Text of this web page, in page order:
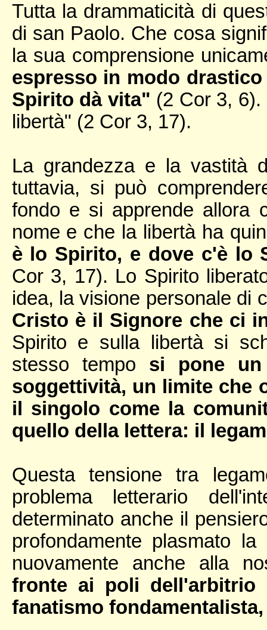
Tutta la drammaticità di
di san Paolo. Che cosa
la sua comprensione
espresso in modo
Spirito dà vita" (2 Cor 3,
libertà" (2 Cor 3, 17).
La grandezza e la vastità
tuttavia, si può
fondo e si apprende allora
nome e che la libertà ha
è lo Spirito, e dove c'è lo
Cor 3, 17). Lo Spirito
idea, la visione personale di
Cristo è il Signore che ci
Spirito e sulla libertà si
stesso tempo si pone
soggettività, un limite che
il singolo come la
quello della lettera: il
Questa tensione tra
problema letterario
determinato anche il
profondamente plasmato
nuovamente anche alla
fronte ai poli dell'arbitrio
fanatismo